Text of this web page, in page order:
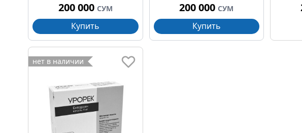
200 000 СУМ
Купить
200 000 СУМ
Купить
нет в наличии